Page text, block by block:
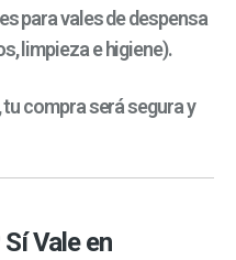
para vales de despensa
limpieza e higiene).
tu compra será segura y
Vale en